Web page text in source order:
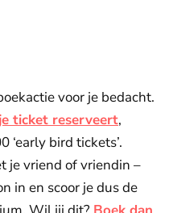
voor je bedacht.
ticket reserveert,
‘early bird tickets’.
je vriend of vriendin –
in en scoor je dus de